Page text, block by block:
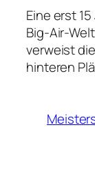
Eine erst
Big-Air-
verweist
hinteren